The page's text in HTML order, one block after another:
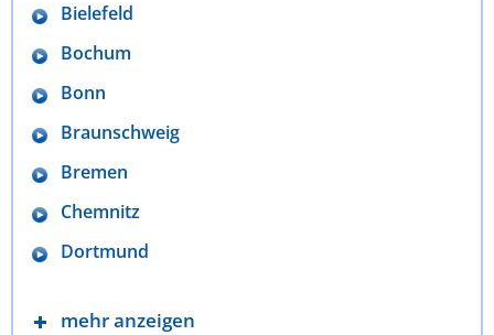
Bielefeld
Bochum
Bonn
Braunschweig
Bremen
Chemnitz
Dortmund
mehr anzeigen